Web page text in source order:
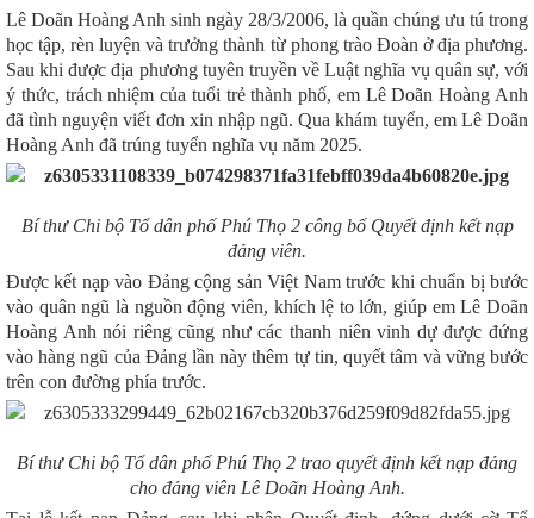
Lê Doãn Hoàng Anh sinh ngày 28/3/2006, là quần chúng ưu tú trong
học tập, rèn luyện và trưởng thành từ phong trào Đoàn ở địa phương.
Sau khi được địa phương tuyên truyền về Luật nghĩa vụ quân sự, với
ý thức, trách nhiệm của tuổi trẻ thành phố, em Lê Doãn Hoàng Anh
đã tình nguyện viết đơn xin nhập ngũ. Qua khám tuyển, em Lê Doãn
Hoàng Anh đã trúng tuyển nghĩa vụ năm 2025.
Bí thưChi bộ Tổ dân phố Phú Thọ 2công bố Quyết định kết nạp
đảng viên.
Được kết nạp vào Đảng cộng sản Việt Nam trước khichuẩn bị bước
vào quân ngũ là nguồn động viên, khích lệ to lớn, giúp em Lê Doãn
Hoàng Anh nói riêng cũng như các thanh niên vinh dự được đứng
vào hàng ngũ của Đảng lần này thêm tự tin, quyết tâm và vững bước
trên con đường phía trước.
Bí thư Chi bộ Tổ dân phố Phú Thọ 2 trao quyết định kết nạp đảng
cho đảng viên Lê Doãn Hoàng Anh.